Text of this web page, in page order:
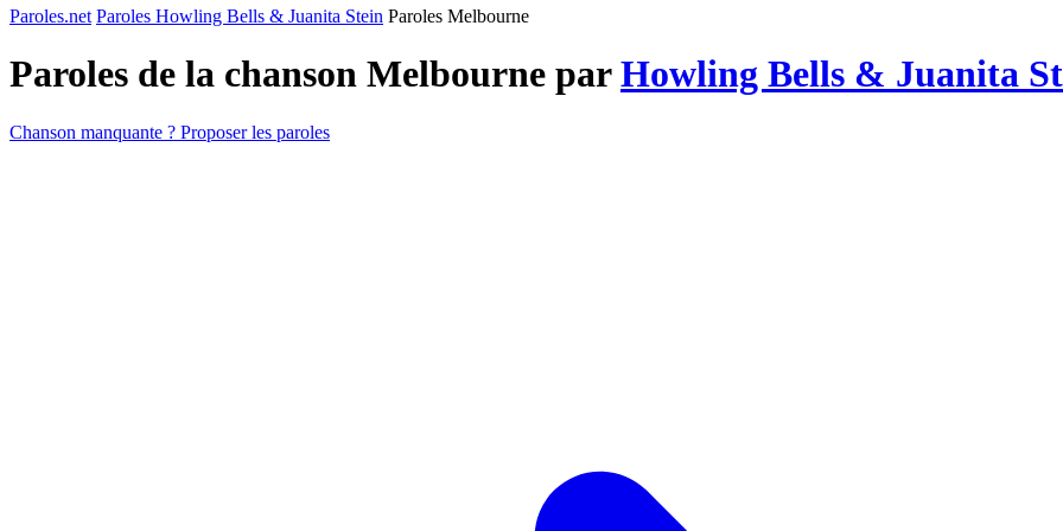
Paroles.net Paroles Howling Bells & Juanita Stein Paroles Melbourne
Paroles de la chanson Melbourne parHowling Bells & Juanita
Chanson manquante ? Proposer les paroles